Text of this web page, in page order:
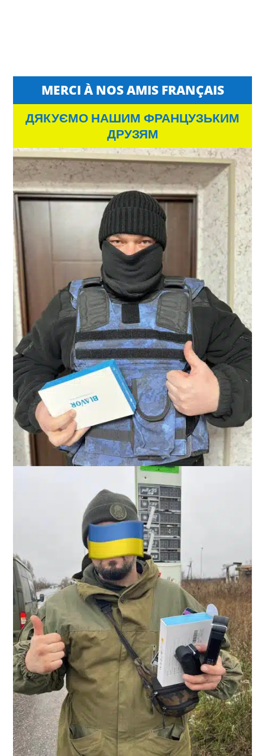
MERCI À NOS AMIS FRANÇAIS
ДЯКУЄМО НАШИМ ФРАНЦУЗЬКИМ
ДРУЗЯМ